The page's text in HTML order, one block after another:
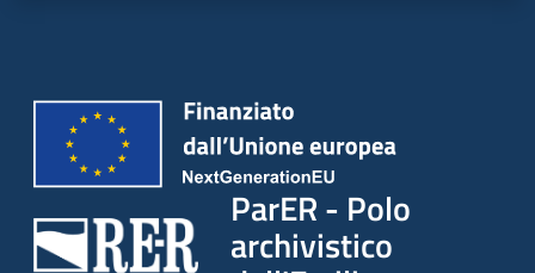
ParER - Polo
archivistico